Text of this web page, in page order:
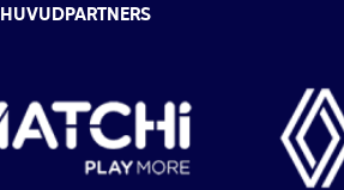
HUVUDPARTNERS